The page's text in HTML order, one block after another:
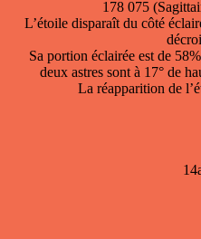
178 075
L’étoile disparaît du côté
Sa portion éclairée est de
deux astres sont à 17° de
La réapparition de